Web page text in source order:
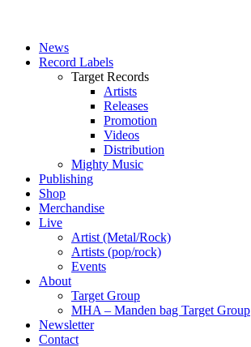
News
Record Labels
Target Records
Artists
Releases
Promotion
Videos
Distribution
Mighty Music
Publishing
Shop
Merchandise
Live
Artist (Metal/Rock)
Artists (pop/rock)
Events
About
Target Group
MHA – Manden bag Target Group
Newsletter
Contact